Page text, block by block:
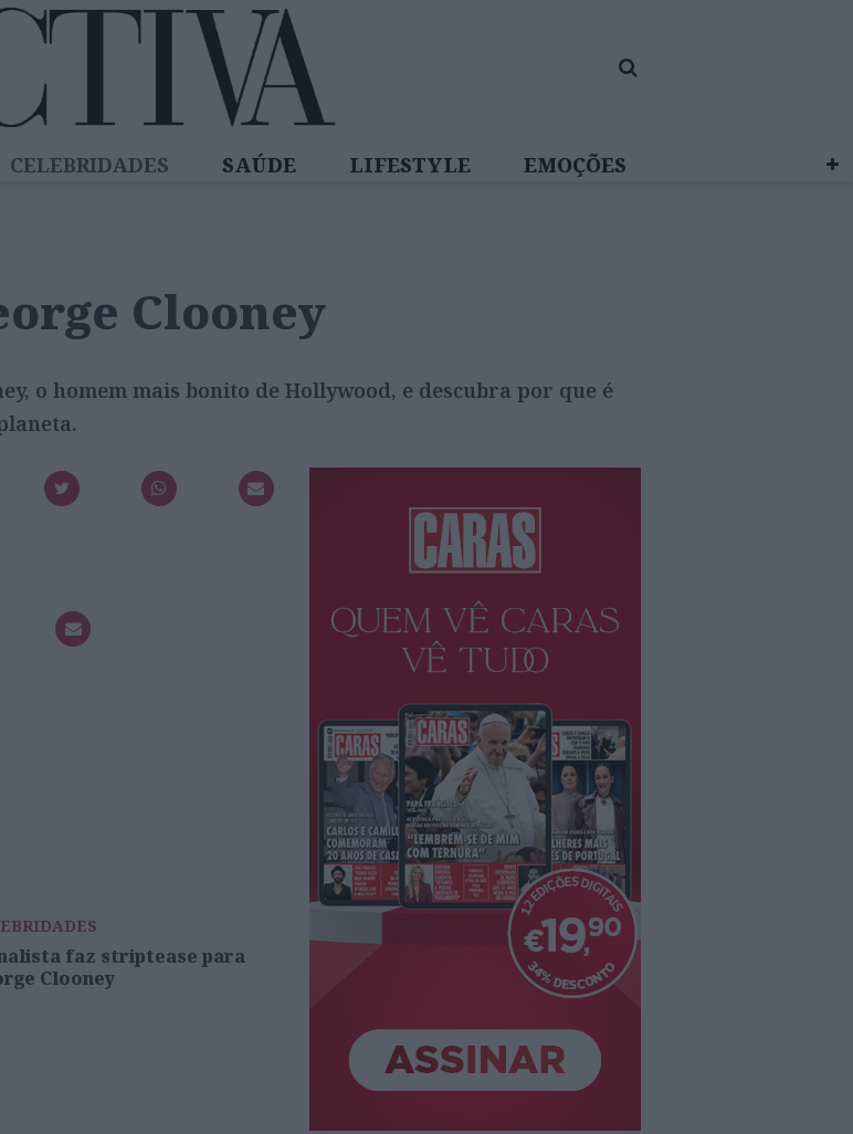
CELEBRIDADES SAÚDE LIFESTYLE
EMOÇÕES
Clooney
o homem mais bonito de Hollywood, e descubra por que é
faz striptease para
Clooney